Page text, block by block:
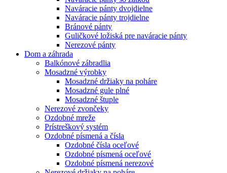
Naváracie pánty dvojdielne
Naváracie pánty trojdielne
Bránové pánty
Guličkové ložiská pre naváracie pánty
Nerezové pánty
Dom a záhrada
Balkónové zábradlia
Mosadzné výrobky
Mosadzné držiaky na poháre
Mosadzné gule plné
Mosadzné štuple
Nerezové zvončeky
Ozdobné mreže
Prístreškový systém
Ozdobné písmená a čísla
Ozdobné čísla oceľové
Ozdobné písmená oceľové
Ozdobné písmená nerezové